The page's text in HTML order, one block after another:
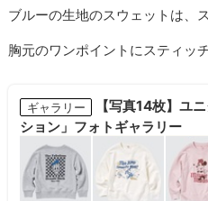
ブルーの生地のスウェットは、
胸元のワンポイントにスティッ
ギャラリー
【写真14枚】ユ
ション」フォトギャラリー